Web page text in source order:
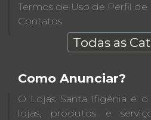
Termos de Uso de Perfil
Contatos
Todas as
Como Anunciar?
O Lojas Santa Ifigênia é
lojas, produtos e